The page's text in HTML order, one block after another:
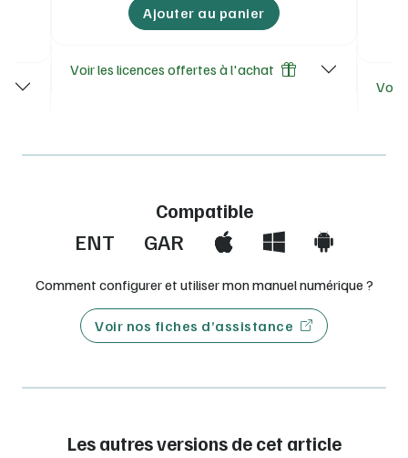
Ajouter au panier
Voir les licences offertes à l'achat
Voir
Compatible
ENT GAR
Comment configurer et utiliser mon manuel numérique ?
Voir nos fiches d’assistance
Les autres versions de cet article